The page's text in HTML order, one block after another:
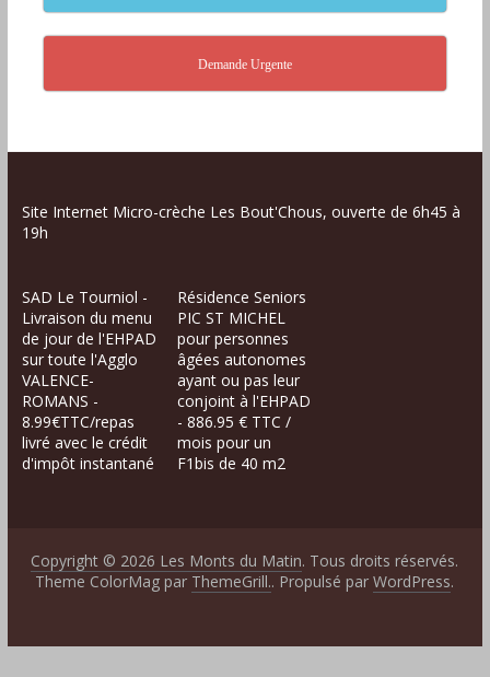
Demande Urgente
Site Internet Micro-crèche Les Bout'Chous, ouverte de 6h45 à
19h
SAD Le Tourniol -
Livraison du menu
de jour de l'EHPAD
sur toute l'Agglo
VALENCE-
ROMANS -
8.99€TTC/repas
livré avec le crédit
d'impôt instantané
Résidence Seniors
PIC ST MICHEL
pour personnes
âgées autonomes
ayant ou pas leur
conjoint à l'EHPAD
- 886.95 € TTC /
mois pour un
F1bis de 40 m2
Copyright © 2026 Les Monts du Matin. Tous droits réservés.
Theme ColorMag par ThemeGrill.. Propulsé parWordPress.